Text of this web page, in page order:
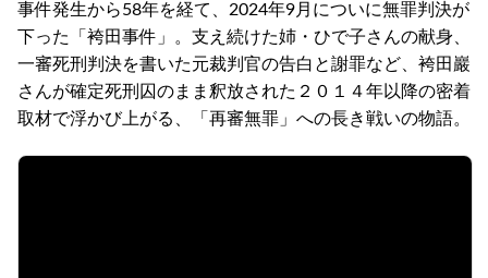
事件発生から58年を経て、2024年9月についに無罪判決が
下った「袴田事件」。支え続けた姉・ひで子さんの献身、
一審死刑判決を書いた元裁判官の告白と謝罪など、袴田巖
さんが確定死刑囚のまま釈放された２０１４年以降の密着
取材で浮かび上がる、「再審無罪」への長き戦いの物語。